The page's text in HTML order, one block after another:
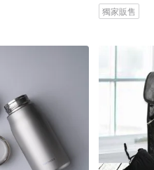
獨家販售